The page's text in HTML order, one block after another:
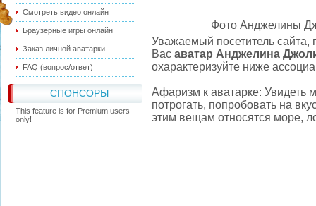
Смотреть видео онлайн
Браузерные игры онлайн
Заказ личной аватарки
FAQ (вопрос/ответ)
СПОНСОРЫ
This feature is for Premium users
only!
Фото Анджелины
Уважаемый посетитель сайта,
Вас аватар Анджелина
охарактеризуйте ниже
Афаризм к аватарке: Увидеть
потрогать, попробовать на
этим вещам относятся море,